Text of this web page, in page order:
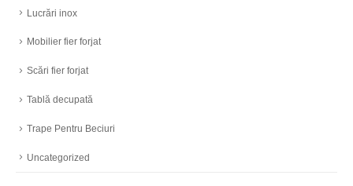
Lucrări inox
Mobilier fier forjat
Scări fier forjat
Tablă decupată
Trape Pentru Beciuri
Uncategorized